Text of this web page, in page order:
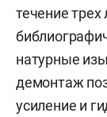
течение
натурные
демонтаж
усиление и